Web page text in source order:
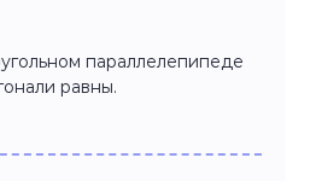
параллелепипеде
равны.